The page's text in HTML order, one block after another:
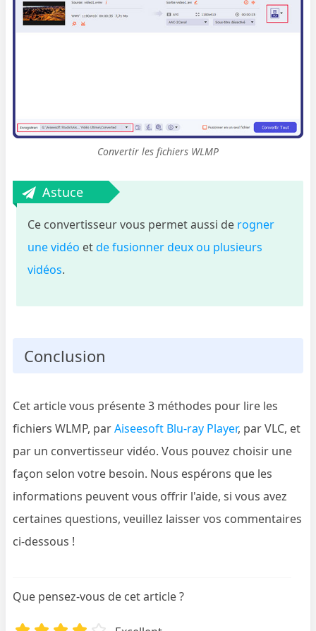
Convertir les fichiers WLMP
Astuce
Ce convertisseur vous permet aussi de rogner
une vidéo etde fusionner deux ou plusieurs
vidéos.
Conclusion
Cet article vous présente 3 méthodes pour lire les
fichiers WLMP, parAiseesoft Blu-ray Player, par VLC, et
par un convertisseur vidéo. Vous pouvez choisir une
façon selon votre besoin. Nous espérons que les
informations peuvent vous offrir l'aide, si vous avez
certaines questions, veuillez laisser vos commentaires
ci-dessous !
Que pensez-vous de cet article ?